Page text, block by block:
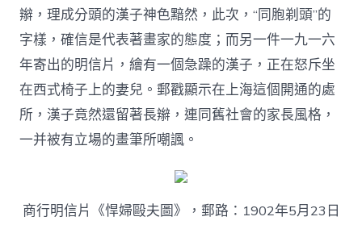
辮，理成分頭的漢子神色黯然，此次，“同胞剃頭”的
字樣，確信是代表著畫家的態度；而另一件一九一六
年寄出的明信片，繪有一個急躁的漢子，正在怒斥坐
在西式椅子上的妻兒。郵戳顯示在上海這個開通的處
所，漢子竟然還留著長辮，連同舊社會的家長風格，
一并被有立場的畫筆所嘲諷。
商行明信片《悍婦毆夫圖》，郵路：1902年5月23日